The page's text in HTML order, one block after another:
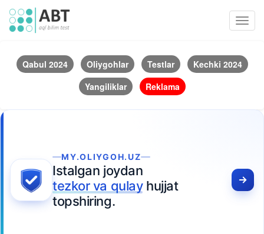
Qabul 2024 Oliygohlar Testlar
Kechki 2024
Yangiliklar
Reklama
MY.OLIYGOH.UZ
Istalgan joydan
tezkor va qulayhujjat
topshiring.